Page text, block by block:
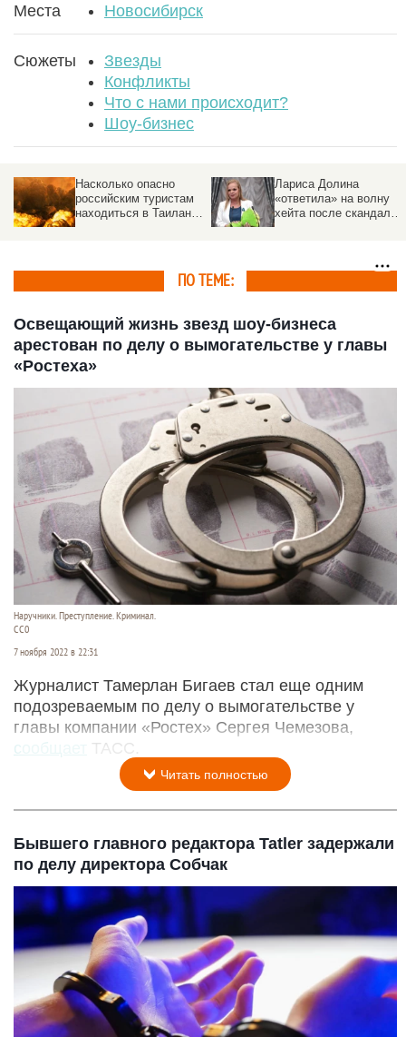
Места Новосибирск
Сюжеты
Звезды
Конфликты
Что с нами происходит?
Шоу-бизнес
Лариса Долина
«ответила» на волну
хейта после скандала
Концертный директор
Киркорова
прокомментировал
ПО ТЕМЕ:
Освещающий жизнь звезд шоу-бизнеса
арестован по делу о вымогательстве у главы
«Ростеха»
Наручники. Преступление. Криминал.
CC0
7 ноября 2022 в 22:31
Журналист Тамерлан Бигаев стал еще одним
подозреваемым по делу о вымогательстве у
главы компании «Ростех» Сергея Чемезова,
сообщает
ТАСС.
Читать полностью
Бывшего главного редактора Tatler задержали
по делу директора Собчак